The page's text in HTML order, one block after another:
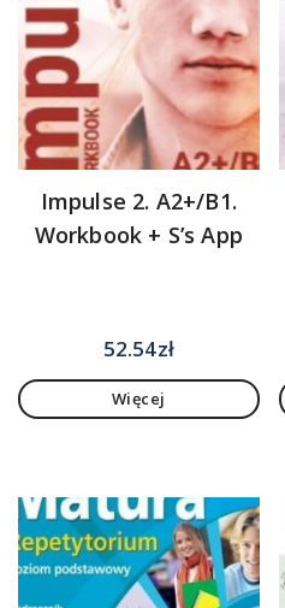
Impulse 2. A2+/B1.
Workbook + S’s App
52.54zł
Więcej